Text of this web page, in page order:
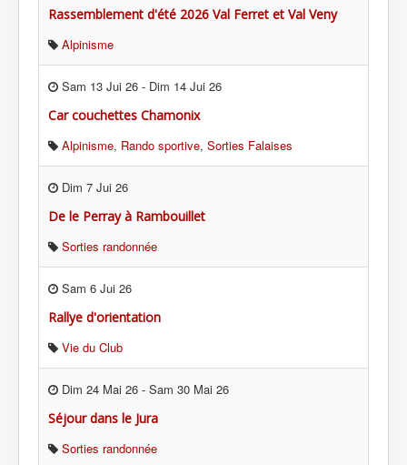
Rassemblement d'été 2026 Val Ferret et Val Veny
Alpinisme
Sam 13 Jui 26 - Dim 14 Jui 26
Car couchettes Chamonix
Alpinisme, Rando sportive, Sorties Falaises
Dim 7 Jui 26
De le Perray à Rambouillet
Sorties randonnée
Sam 6 Jui 26
Rallye d'orientation
Vie du Club
Dim 24 Mai 26 - Sam 30 Mai 26
Séjour dans le Jura
Sorties randonnée